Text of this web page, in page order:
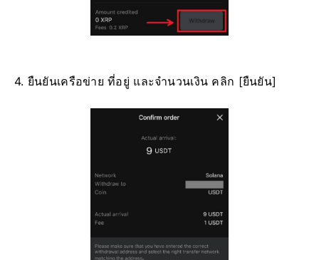
4. ยืนยันเครือข่าย ที่อยู่ และจำนวนเงิน คลิก [ยืนยัน]